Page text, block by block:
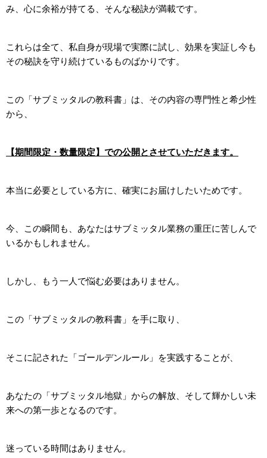
み、心に余裕が持てる、そんな秘訣が満載です。
これらは全て、私自身が現場で実際に試し、効果を実証し今も
その秘訣を守り続けているものばかりです。
この「サブミッタルの教科書」は、その内容の専門性と希少性
から、
【期間限定・数量限定】での公開とさせていただきます。
本当に必要としている方に、確実にお届けしたいためです。
今、この瞬間も、あなたはサブミッタル業務の重圧に苦しんで
いるかもしれません。
しかし、もう一人で悩む必要はありません。
この「サブミッタルの教科書」を手に取り、
そこに記された「ゴールデンルール」を実践することが、
あなたの「サブミッタル地獄」からの解放、そして輝かしい未
来への第一歩となるのです。
迷っている時間はありません。